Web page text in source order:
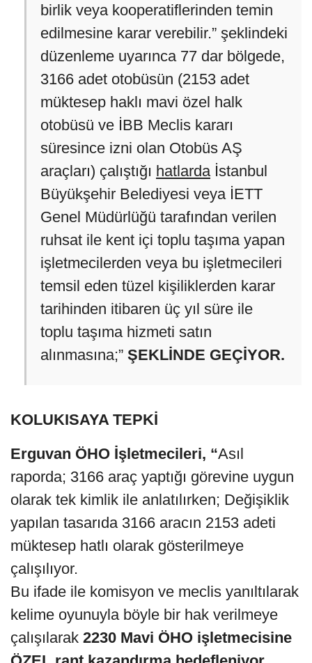
birlik veya kooperatiflerinden temin
edilmesine karar verebilir.” şeklindeki
düzenleme uyarınca 77 dar bölgede,
3166 adet otobüsün (2153 adet
müktesep haklı mavi özel halk
otobüsü ve İBB Meclis kararı
süresince izni olan Otobüs AŞ
araçları) çalıştığı hatlarda İstanbul
Büyükşehir Belediyesi veya İETT
Genel Müdürlüğü tarafından verilen
ruhsat ile kent içi toplu taşıma yapan
işletmecilerden veya bu işletmecileri
temsil eden tüzel kişiliklerden karar
tarihinden itibaren üç yıl süre ile
toplu taşıma hizmeti satın
alınmasına;” ŞEKLİNDE GEÇİYOR.
KOLUKISAYA TEPKİ
Erguvan ÖHO İşletmecileri, “Asıl
raporda; 3166 araç yaptığı görevine uygun
olarak tek kimlik ile anlatılırken; Değişiklik
yapılan tasarıda 3166 aracın 2153 adeti
müktesep hatlı olarak gösterilmeye
çalışılıyor.
Bu ifade ile komisyon ve meclis yanıltılarak
kelime oyunuyla böyle bir hak verilmeye
çalışılarak 2230 Mavi ÖHO işletmecisine